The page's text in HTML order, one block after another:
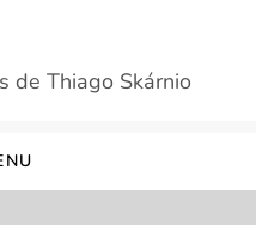
de Thiago Skárnio